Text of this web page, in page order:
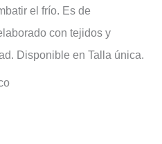
el frío. Es de
con tejidos y
Disponible en Talla única.